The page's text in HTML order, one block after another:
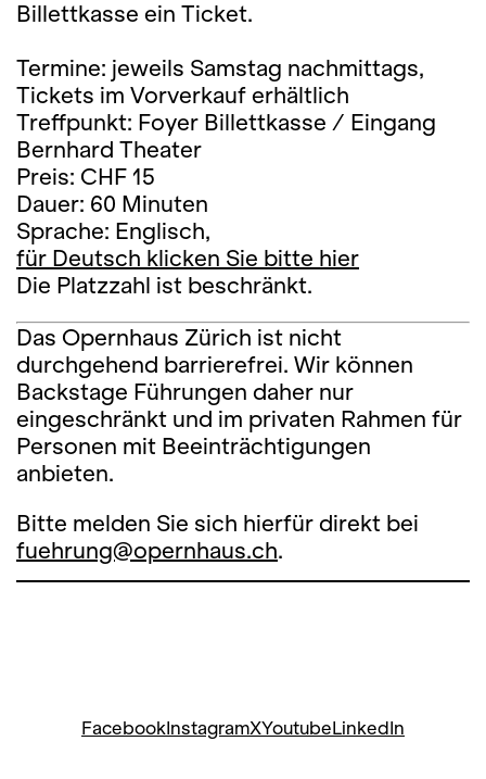
Billettkasse ein Ticket.
Termine: jeweils Samstag nachmittags,
Tickets im Vorverkauf erhältlich
Treffpunkt: Foyer Billettkasse / Eingang
Bernhard Theater
Preis: CHF 15
Dauer: 60 Minuten
Sprache: Englisch,
für Deutsch klicken Sie bitte hier
Die Platzzahl ist beschränkt.
Das Opernhaus Zürich ist nicht
durchgehend barrierefrei. Wir können
Backstage Führungen daher nur
eingeschränkt und im privaten Rahmen für
Personen mit Beeinträchtigungen
anbieten.
Bitte melden Sie sich hierfür direkt bei
fuehrung@opernhaus.ch.
FacebookInstagramXYoutubeLinkedIn